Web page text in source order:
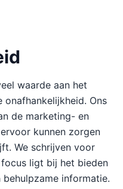
waarde aan het
Ons
de marketing- en
kunnen zorgen
We schrijven voor
ligt bij het bieden
informatie.